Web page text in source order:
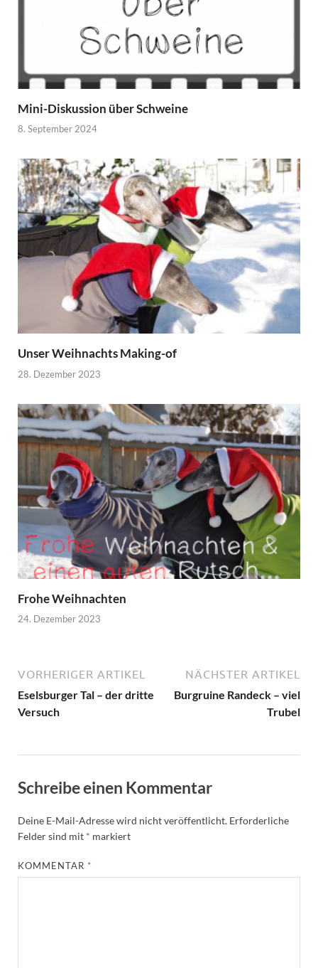
Mini-Diskussion über Schweine
8. September 2024
Unser Weihnachts Making-of
28. Dezember 2023
Frohe Weihnachten
24. Dezember 2023
VORHERIGER ARTIKEL
Eselsburger Tal – der dritte
Versuch
NÄCHSTER ARTIKEL
Burgruine Randeck – viel
Trubel
Schreibe einen Kommentar
Deine E-Mail-Adresse wird nicht veröffentlicht. Erforderliche
Felder sind mit * markiert
KOMMENTAR *